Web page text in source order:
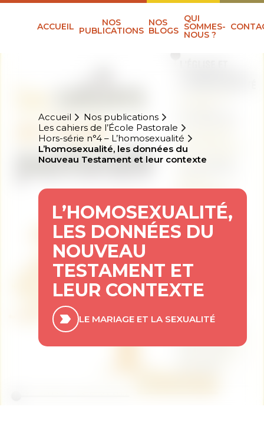
ACCUEIL NOS
PUBLICATIONS
NOS
BLOGS
QUI
SOMMES-
NOUS ?
Accueil
Nos publications
Les cahiers de l’École Pastorale
Hors-série n°4 – L’homosexualité
L’homosexualité, les données du
Nouveau Testament et leur contexte
L’HOMOSEXUALITÉ,
LES DONNÉES DU
NOUVEAU
TESTAMENT ET
LEUR CONTEXTE
LE MARIAGE ET LA SEXUALITÉ